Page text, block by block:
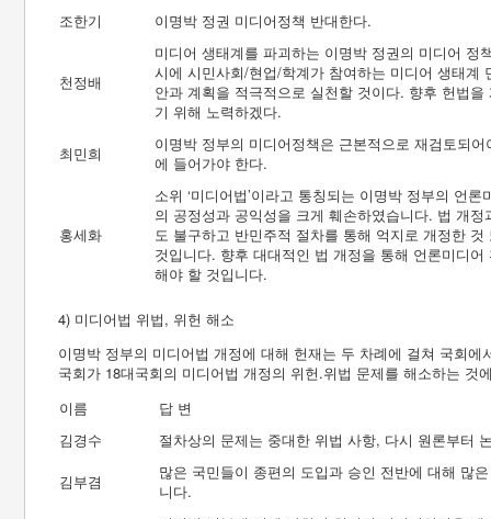
조한기
이명박 정권 미디어정책 반대한다.
천정배
미디어 생태계를 파괴하는 이명박 정권의 미디어
시에 시민사회/현업/학계가 참여하는 미디어 생태
안과 계획을 적극적으로 실천할 것이다. 향후 헌법
기 위해 노력하겠다.
최민희
이명박 정부의 미디어정책은 근본적으로 재검토되
에 들어가야 한다.
홍세화
소위 ‘미디어법’이라고 통칭되는 이명박 정부의 언
의 공정성과 공익성을 크게 훼손하였습니다. 법 개
도 불구하고 반민주적 절차를 통해 억지로 개정한
것입니다. 향후 대대적인 법 개정을 통해 언론미디
해야 할 것입니다.
4) 미디어법 위법, 위헌 해소
이명박 정부의 미디어법 개정에 대해 헌재는 두 차례에 걸쳐 국회
국회가 18대국회의 미디어법 개정의 위헌.위법 문제를 해소하는 것
이름
답 변
김경수
절차상의 문제는 중대한 위법 사항, 다시 원론부터
김부겸
많은 국민들이 종편의 도입과 승인 전반에 대해 많
니다.